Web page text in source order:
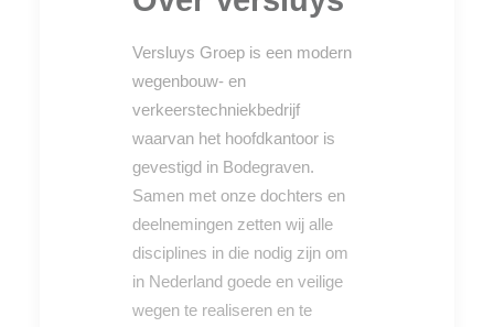
Versluys Groep is een modern
wegenbouw- en
verkeerstechniekbedrijf
waarvan het hoofdkantoor is
gevestigd in Bodegraven.
Samen met onze dochters en
deelnemingen zetten wij alle
disciplines in die nodig zijn om
in Nederland goede en veilige
wegen te realiseren en te